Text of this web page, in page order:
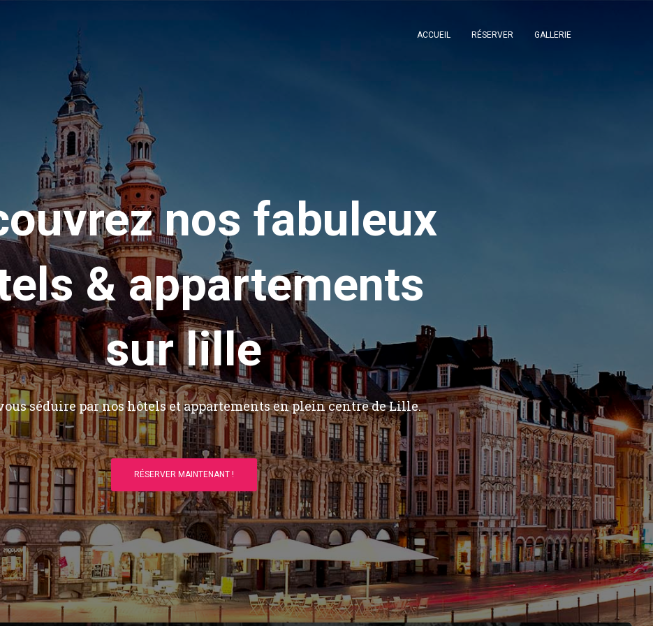
ACCUEIL RÉSERVER GALLERIE
nos fabuleux
& appartements
sur lille
séduire par nos hôtels et appartements en plein centre de Lille.
RÉSERVER MAINTENANT !